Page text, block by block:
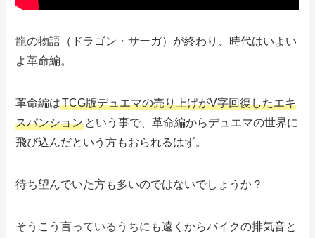
龍の物語（ドラゴン・サーガ）が終わり、時代はいよい
よ革命編。
革命編はTCG版デュエマの売り上げがV字回復したエキ
スパンション という事で、革命編からデュエマの世界に
飛び込んだという方もおられるはず。
待ち望んでいた方も多いのではないでしょうか？
そうこう言っているうちにも遠くからバイクの排気音と